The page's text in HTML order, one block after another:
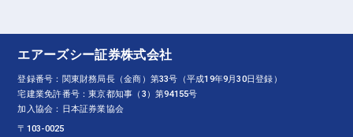
エアーズシー証券株式会社
登録番号：関東財務局長（金商）第33号（平成19年9月30日登録）
宅建業免許番号：東京都知事（3）第94155号
加入協会：日本証券業協会
〒103-0025